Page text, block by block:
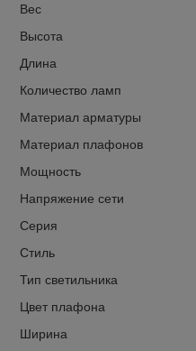
Вес
Высота
Длина
Количество ламп
Материал арматуры
Материал плафонов
Мощность
Напряжение сети
Серия
Стиль
Тип светильника
Цвет плафона
Ширина